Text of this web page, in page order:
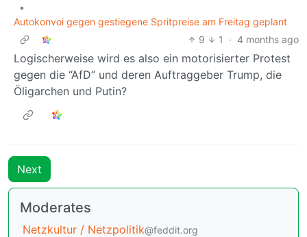
•
Autokonvoi gegen gestiegene Spritpreise am Freitag geplant
9
1 · 4 months ago
Logischerweise wird es also ein motorisierter Protest
gegen die “AfD” und deren Auftraggeber Trump, die
Öligarchen und Putin?
Next
Moderates
Netzkultur / Netzpolitik@feddit.org